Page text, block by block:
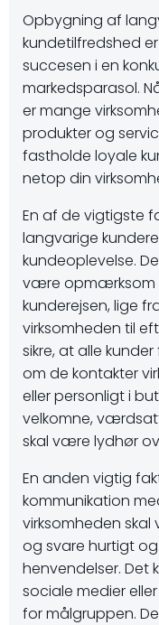
Opbygning af
kundetilfredshed
succesen i en
markedsparasol.
er mange
produkter og
fastholde loyale
netop din
En af de vigtigste
langvarige
kundeoplevelse.
være opmærksom
kunderejsen, lige
virksomheden til
sikre, at alle
om de kontakter
eller personligt i
velkomne,
skal være lydhør
En anden vigtig
kommunikation
virksomheden
og svare hurtigt
henvendelser. Det
sociale medier
for målgruppen.